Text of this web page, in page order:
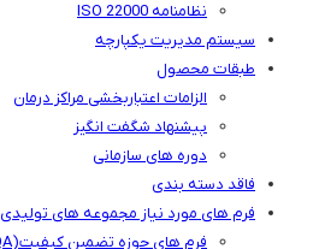
نظامنامه ISO 22000
سیستم مدیریت یکپارچه
طبقات محصول
الزامات اعتباربخشی مراکز درمان
پیشنهاد شگفت انگیز
دوره های سازمانی
فاقد دسته بندی
فرم های مورد نیاز مجموعه های تولیدی
فرم های حوزه تضمین کیفیت(QA)